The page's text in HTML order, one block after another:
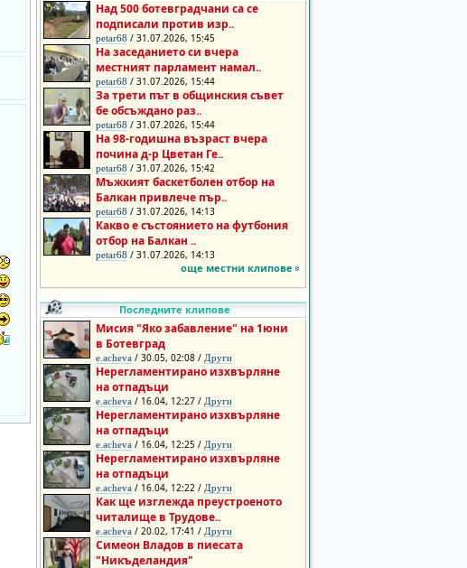
Над 500 ботевградчани са се
подписали против изр..
petar68 / 31.07.2026, 15:45
На заседанието си вчера
местният парламент намал..
petar68 / 31.07.2026, 15:44
За трети път в общинския съвет
бе обсъждано раз..
petar68 / 31.07.2026, 15:44
На 98-годишна възраст вчера
почина д-р Цветан Ге..
petar68 / 31.07.2026, 15:42
Мъжкият баскетболен отбор на
Балкан привлече пър..
petar68 / 31.07.2026, 14:13
Какво е състоянието на футбония
отбор на Балкан ..
petar68 / 31.07.2026, 14:13
още местни клипове
Последните клипове
Мисия "Яко забавление" на 1юни
в Ботевград
e.acheva / 30.05, 02:08 / Други
Нерегламентирано изхвърляне
на отпадъци
e.acheva / 16.04, 12:27 / Други
Нерегламентирано изхвърляне
на отпадъци
e.acheva / 16.04, 12:25 / Други
Нерегламентирано изхвърляне
на отпадъци
e.acheva / 16.04, 12:22 / Други
Как ще изглежда преустроеното
читалище в Трудове..
e.acheva / 20.02, 17:41 / Други
Симеон Владов в пиесата
"Никъделандия"